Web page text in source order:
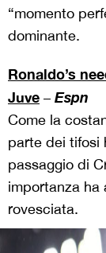
“momento
dominante.
Ronaldo’s
Juve – Espn
Come la
parte dei tifosi
passaggio di
importanza ha
rovesciata.